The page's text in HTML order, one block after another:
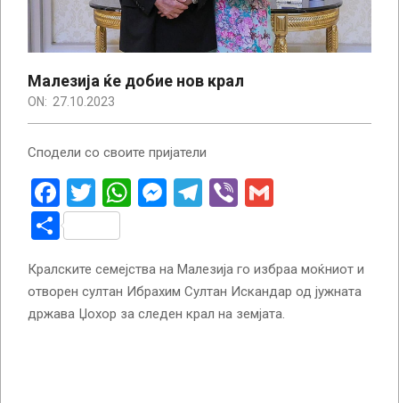
Малезија ќе добие нов крал
ON: 27.10.2023
Сподели со своите пријатели
Facebook
Twitter
WhatsApp
Messenger
Telegram
Viber
Share
Кралските семејства на Малезија го избраа моќниот и
отворен султан Ибрахим Султан Искандар од јужната
држава Џохор за следен крал на земјата.